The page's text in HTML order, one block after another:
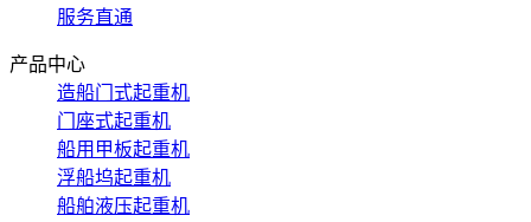
服务直通
产品中心
造船门式起重机
门座式起重机
船用甲板起重机
浮船坞起重机
船舶液压起重机